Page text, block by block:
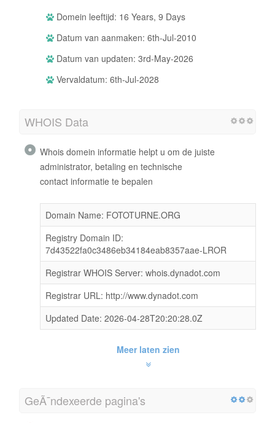
Domein leeftijd: 16 Years, 9 Days
Datum van aanmaken: 6th-Jul-2010
Datum van updaten: 3rd-May-2026
Vervaldatum: 6th-Jul-2028
WHOIS Data
Whois domein informatie helpt u om de juiste
administrator, betaling en technische
contact informatie te bepalen
Domain Name: FOTOTURNE.ORG
Registry Domain ID:
7d43522fa0c3486eb34184eab8357aae-LROR
Registrar WHOIS Server: whois.dynadot.com
Registrar URL: http://www.dynadot.com
Updated Date: 2026-04-28T20:20:28.0Z
Meer laten zien
GeÃ¯ndexeerde pagina's